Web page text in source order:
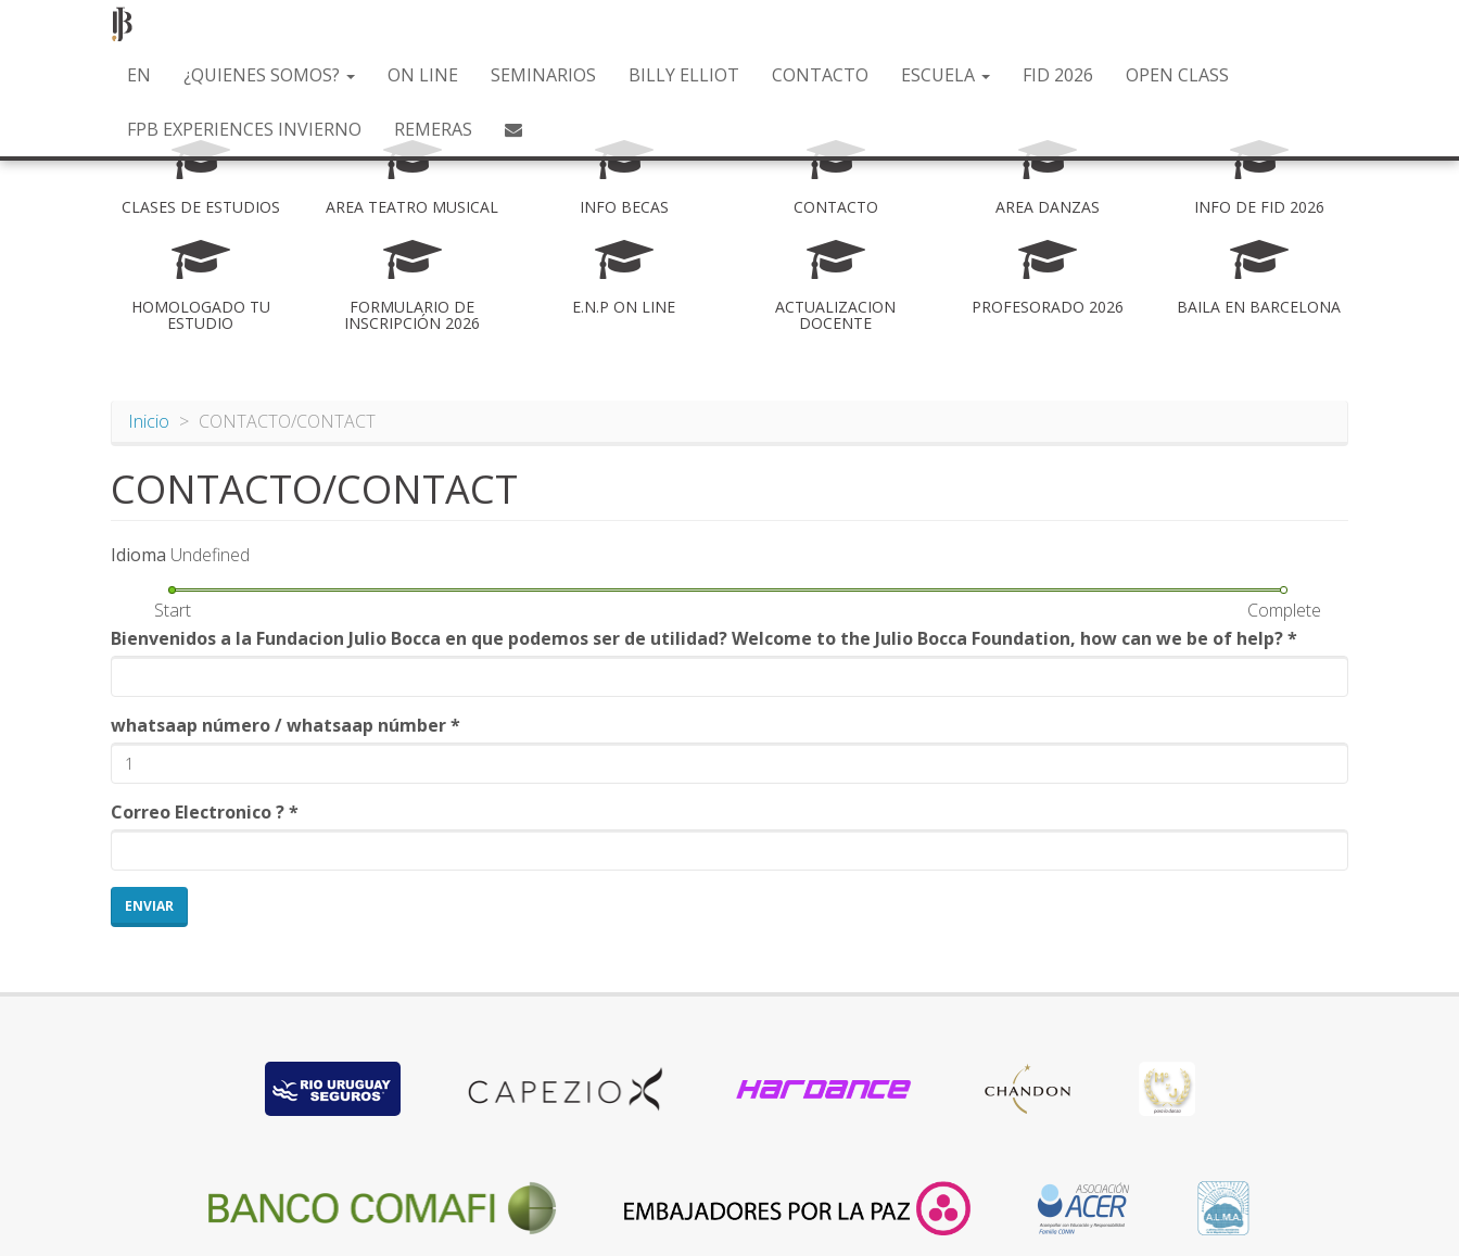
EN ¿QUIENES SOMOS? ON LINE SEMINARIOS BILLY ELLIOT CONTACTO ESCUELA FID 2026 OPEN CLASS
FPB EXPERIENCES INVIERNO REMERAS
CLASES DE ESTUDIOS AREA TEATRO MUSICAL INFO BECAS CONTACTO AREA DANZAS INFO DE FID 2026
HOMOLOGADO TU
ESTUDIO
FORMULARIO DE
INSCRIPCIÓN 2026
E.N.P ON LINE ACTUALIZACION
DOCENTE
PROFESORADO 2026 BAILA EN BARCELONA
Inicio CONTACTO/CONTACT
CONTACTO/CONTACT
Idioma Undefined
Start
Complete
Bienvenidos a la Fundacion Julio Bocca en que podemos ser de utilidad? Welcome to the Julio Bocca Foundation, how can we be of help?*
whatsaap número / whatsaap númber*
Correo Electronico ?*
ENVIAR